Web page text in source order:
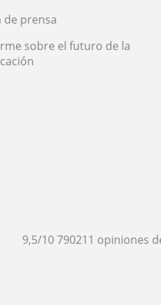
de prensa
sobre el futuro de la
9,5/10790211 opiniones